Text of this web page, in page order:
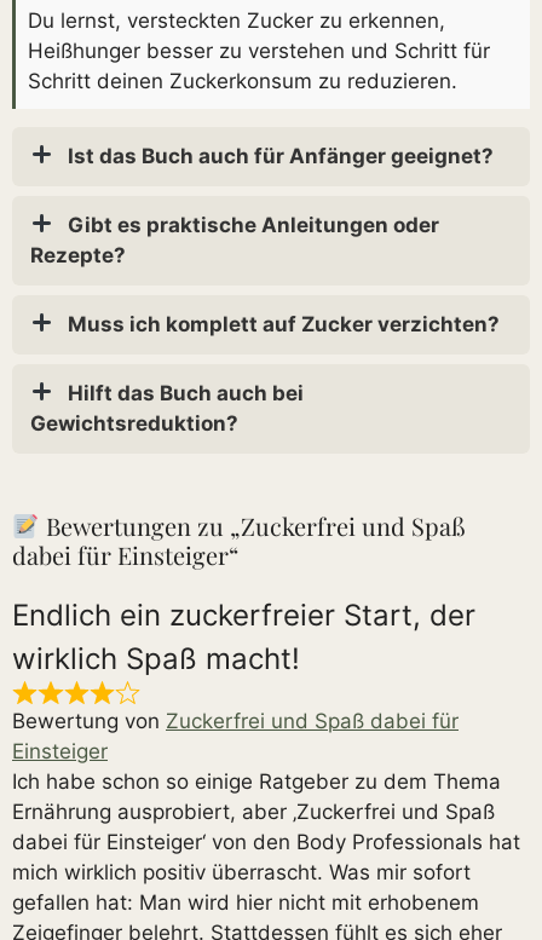
Du lernst, versteckten Zucker zu erkennen,
Heißhunger besser zu verstehen und Schritt für
Schritt deinen Zuckerkonsum zu reduzieren.
Ist das Buch auch für Anfänger geeignet?
Rezepte?
Muss ich komplett auf Zucker verzichten?
Gewichtsreduktion?
Bewertungen zu „Zuckerfrei und Spaß
dabei für Einsteiger“
Endlich ein zuckerfreier Start, der
wirklich Spaß macht!
Bewertung von Zuckerfrei und Spaß dabei für
Einsteiger
Ich habe schon so einige Ratgeber zu dem Thema
Ernährung ausprobiert, aber ‚Zuckerfrei und Spaß
dabei für Einsteiger‘ von den Body Professionals hat
mich wirklich positiv überrascht. Was mir sofort
gefallen hat: Man wird hier nicht mit erhobenem
Zeigefinger belehrt. Stattdessen fühlt es sich eher